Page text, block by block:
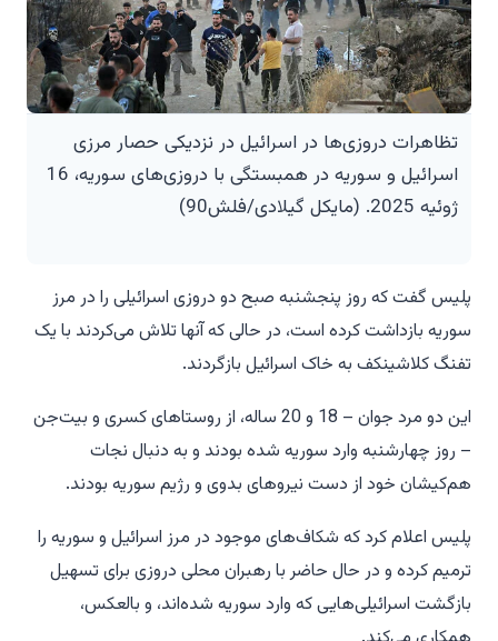
تظاهرات دروزی‌ها در اسرائیل در نزدیکی حصار مرزی
اسرائیل و سوریه در همبستگی با دروزی‌های سوریه، 16
ژوئیه 2025. (مایکل گیلادی/فلش90)
پلیس گفت که روز پنجشنبه صبح دو دروزی اسرائیلی را در مرز
سوریه بازداشت کرده است، در حالی که آنها تلاش می‌کردند با یک
تفنگ کلاشینکف به خاک اسرائیل بازگردند.
این دو مرد جوان – 18 و 20 ساله، از روستاهای کسرى و بیت‌جن
– روز چهارشنبه وارد سوریه شده بودند و به دنبال نجات
هم‌کیشان خود از دست نیروهای بدوی و رژیم سوریه بودند.
پلیس اعلام کرد که شکاف‌های موجود در مرز اسرائیل و سوریه را
ترمیم کرده و در حال حاضر با رهبران محلی دروزی برای تسهیل
بازگشت اسرائیلی‌هایی که وارد سوریه شده‌اند، و بالعکس،